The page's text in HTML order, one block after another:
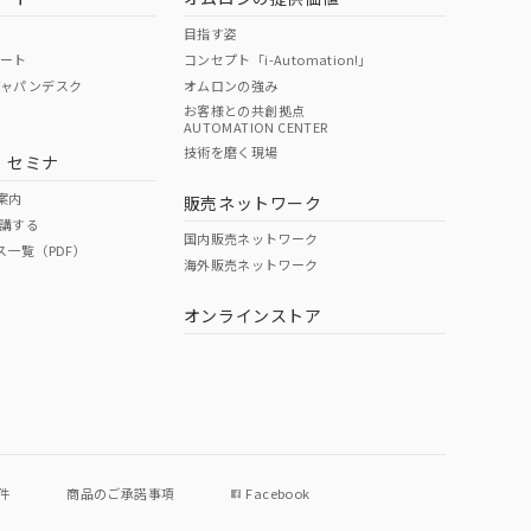
ト
パンデスク
セミナ
内
する
覧（PDF）
目指す姿
コンセプト「i-Automation!」
オムロンの強み
お客様との共創拠点
AUTOMATION CENTER
技術を磨く現場
販売ネットワーク
国内販売ネットワーク
海外販売ネットワーク
オンラインストア
商品のご承諾事項 Facebook